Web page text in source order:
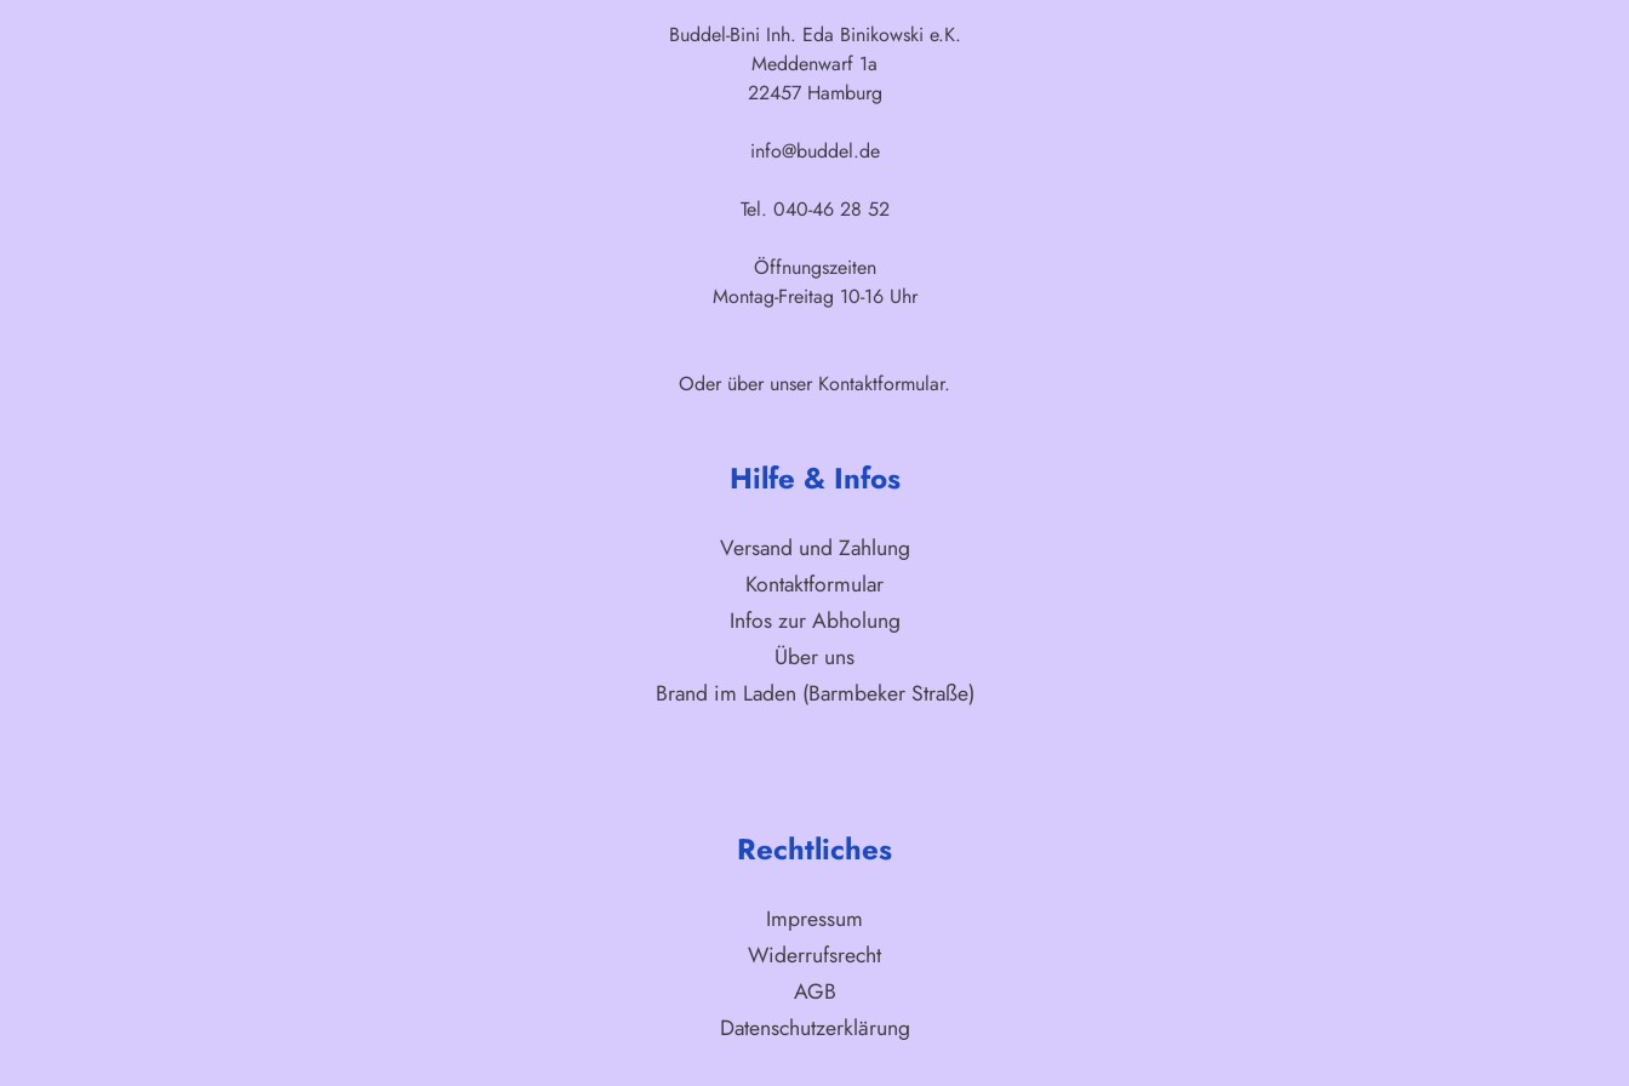
Buddel-Bini Inh. Eda Binikowski e.K.
Meddenwarf 1a
22457 Hamburg
info@buddel.de
Tel. 040-46 28 52
Öffnungszeiten
Montag-Freitag 10-16 Uhr
Oder über unser Kontaktformular.
Hilfe & Infos
Versand und Zahlung
Kontaktformular
Infos zur Abholung
Über uns
Brand im Laden (Barmbeker Straße)
Rechtliches
Impressum
Widerrufsrecht
AGB
Datenschutzerklärung